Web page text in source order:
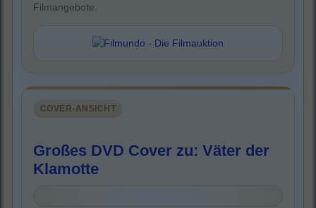
Filmangebote.
COVER-ANSICHT
Großes DVD Cover zu: Väter der
Klamotte